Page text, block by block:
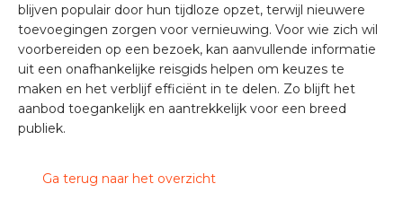
blijven populair door hun tijdloze opzet, terwijl nieuwere
toevoegingen zorgen voor vernieuwing. Voor wie zich wil
voorbereiden op een bezoek, kan aanvullende informatie
uit een onafhankelijke reisgids helpen om keuzes te
maken en het verblijf efficiënt in te delen. Zo blijft het
aanbod toegankelijk en aantrekkelijk voor een breed
publiek.
Ga terug naar het overzicht